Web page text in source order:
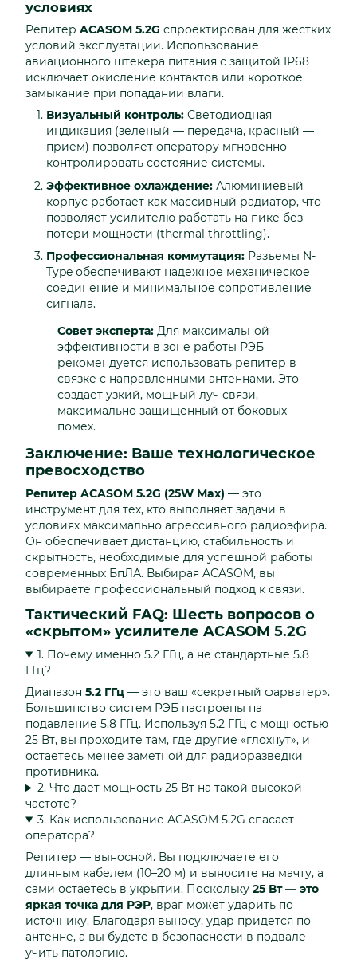
условиях
Репитер ACASOM 5.2G спроектирован для жестких
условий эксплуатации. Использование
авиационного штекера питания с защитой IP68
исключает окисление контактов или короткое
замыкание при попадании влаги.
Визуальный контроль: Светодиодная
индикация (зеленый — передача, красный —
прием) позволяет оператору мгновенно
контролировать состояние системы.
Эффективное охлаждение: Алюминиевый
корпус работает как массивный радиатор, что
позволяет усилителю работать на пике без
потери мощности (thermal throttling).
Профессиональная коммутация: Разъемы N-
Type обеспечивают надежное механическое
соединение и минимальное сопротивление
сигнала.
Совет эксперта: Для максимальной
эффективности в зоне работы РЭБ
рекомендуется использовать репитер в
связке с направленными антеннами. Это
создает узкий, мощный луч связи,
максимально защищенный от боковых
помех.
Заключение: Ваше технологическое
превосходство
Репитер ACASOM 5.2G (25W Max) — это
инструмент для тех, кто выполняет задачи в
условиях максимально агрессивного радиоэфира.
Он обеспечивает дистанцию, стабильность и
скрытность, необходимые для успешной работы
современных БпЛА. Выбирая ACASOM, вы
выбираете профессиональный подход к связи.
Тактический FAQ: Шесть вопросов о
«скрытом» усилителе ACASOM 5.2G
1. Почему именно 5.2 ГГц, а не стандартные 5.8
ГГц?
Диапазон 5.2 ГГц — это ваш «секретный фарватер».
Большинство систем РЭБ настроены на
подавление 5.8 ГГц. Используя 5.2 ГГц с мощностью
25 Вт, вы проходите там, где другие «глохнут», и
остаетесь менее заметной для радиоразведки
противника.
2. Что дает мощность 25 Вт на такой высокой
частоте?
3. Как использование ACASOM 5.2G спасает
оператора?
Репитер — выносной. Вы подключаете его
длинным кабелем (10–20 м) и выносите на мачту, а
сами остаетесь в укрытии. Поскольку 25 Вт — это
яркая точка для РЭР, враг может ударить по
источнику. Благодаря выносу, удар придется по
антенне, а вы будете в безопасности в подвале
учить патологию.